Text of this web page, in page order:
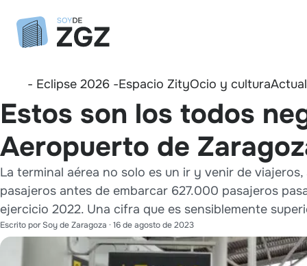
- Eclipse 2026 -Espacio ZityOcio y cultura
Estos son los todos
Aeropuerto de
La terminal aérea no solo es un ir y venir de
pasajeros antes de embarcar 627.000 pasajeros
ejercicio 2022. Una cifra que es sensiblemente
Escrito porSoy de Zaragoza · 16 de agosto de 2023